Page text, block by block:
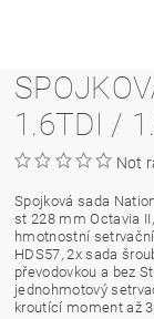
1.6TDI /
Not
Spojková sada
st 228 mm Octavia
hmotnostní
HDS57, 2x sada
převodovkou a bez
jednohmotový
kroutící moment až